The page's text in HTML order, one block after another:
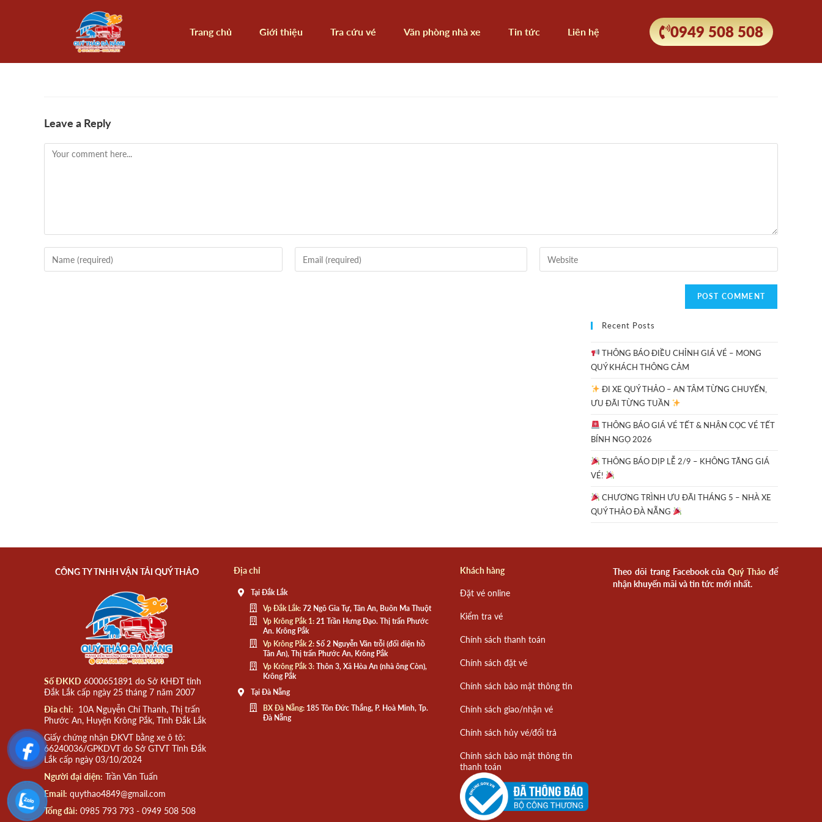
Trang chủ Giới thiệu Tra cứu vé Văn phòng nhà xe Tin tức Liên hệ 0949 508 508
Leave a Reply
Recent Posts
THÔNG BÁO ĐIỀU CHỈNH GIÁ VÉ – MONG
QUÝ KHÁCH THÔNG CẢM
ĐI XE QUÝ THẢO – AN TÂM TỪNG CHUYẾN,
ƯU ĐÃI TỪNG TUẦN
THÔNG BÁO GIÁ VÉ TẾT & NHẬN CỌC VÉ TẾT
BÍNH NGỌ 2026
THÔNG BÁO DỊP LỄ 2/9 – KHÔNG TĂNG GIÁ
VÉ!
CHƯƠNG TRÌNH ƯU ĐÃI THÁNG 5 – NHÀ XE
QUÝ THẢO ĐÀ NẴNG
CÔNG TY TNHH VẬN TẢI QUÝ THẢO
Số ĐKKD 6000651891 do Sở KHĐT tỉnh
Đắk Lắk cấp ngày 25 tháng 7 năm 2007
Đia chỉ: 10A Nguyễn Chí Thanh, Thị trấn
Phước An, Huyện Krông Pắk, Tỉnh Đắk Lắk
Giấy chứng nhận ĐKVT bằng xe ô tô:
66240036/GPKDVT do Sở GTVT Tỉnh Đắk
Lắk cấp ngày 03/10/2024
Người đại diện: Trần Văn Tuấn
Email: quythao4849@gmail.com
Tổng đài: 0985 793 793 - 0949 508 508
Địa chỉ
Tại Đắk Lắk
Vp Đắk Lắk:72 Ngô Gia Tự, Tân An, Buôn Ma Thuột
Vp Krông Pắk 1:21 Trần Hưng Đạo. Thị trấn Phước
An. Krông Pắk
Vp Krông Pắk 2:Số 2 Nguyễn Văn trỗi (đối diện hồ
Tân An), Thị trấn Phước An, Krông Pắk
Vp Krông Pắk 3:Thôn 3, Xã Hòa An (nhà ông Còn),
Krông Pắk
Tại Đà Nẵng
BX Đà Nẵng:185 Tôn Đức Thắng, P. Hoà Minh, Tp.
Đà Nẵng
Khách hàng
Đặt vé online
Kiểm tra vé
Chính sách thanh toán
Chính sách đặt vé
Chính sách bảo mật thông tin
Chính sách giao/nhận vé
Chính sách hủy vé/đổi trả
Chính sách bảo mật thông tin
thanh toán
Theo dõi trang Facebook củaQuý Thảo để
nhận khuyến mãi và tin tức mới nhất.